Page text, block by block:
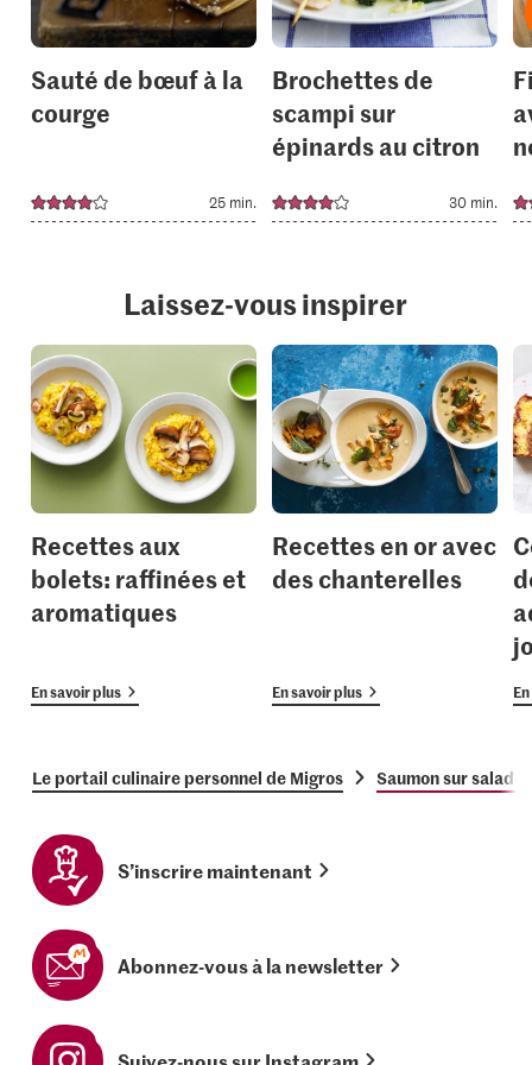
Sauté de bœuf à la
courge
25 min.
Brochettes de
scampi sur
épinards au citron
30 min.
Laissez-vous inspirer
Recettes aux
bolets: raffinées et
aromatiques
En savoir plus
Recettes en or avec
des chanterelles
En savoir plus
Le portail culinaire personnel de Migros Saumon sur
S’inscrire maintenant
Abonnez-vous à la newsletter